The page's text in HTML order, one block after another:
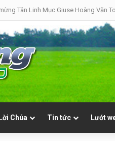
Tân Linh Mục Giuse Hoàng Văn
Lời Chúa Tin tức Lướt